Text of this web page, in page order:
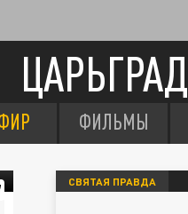
ЦАРЬГРАД
ФИЛЬМЫ
СВЯТАЯ ПРАВДА